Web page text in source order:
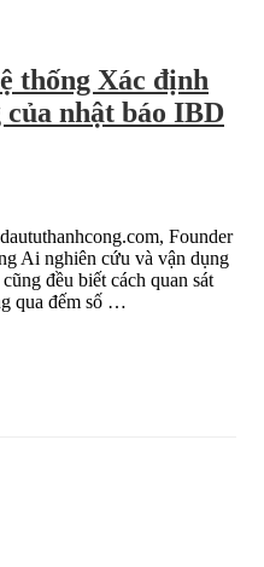
thống Xác định
nhật báo IBD
Founder
Ai nghiên cứu và vận dụng
đều biết cách quan sát
qua đếm số …